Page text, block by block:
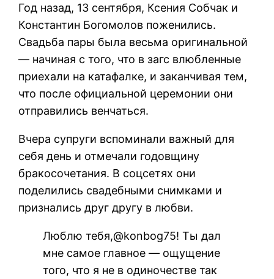
Год назад, 13 сентября, Ксения Собчак и
Константин Богомолов поженились.
Свадьба пары была весьма оригинальной
— начиная с того, что в загс влюбленные
приехали на катафалке, и заканчивая тем,
что после официальной церемонии они
отправились венчаться.
Вчера супруги вспоминали важный для
себя день и отмечали годовщину
бракосочетания. В соцсетях они
поделились свадебными снимками и
признались друг другу в любви.
Люблю тебя,@konbog75! Ты дал
мне самое главное — ощущение
того, что я не в одиночестве так